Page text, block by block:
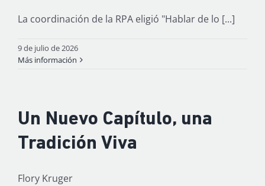
La coordinación de la RPA eligió "Hablar de lo [...]
9 de julio de 2026
Más información
Un Nuevo Capítulo, una
Tradición Viva
Flory Kruger